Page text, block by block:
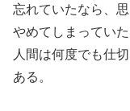
忘れていたなら、思
やめてしまってい
人間は何度でも仕
ある。